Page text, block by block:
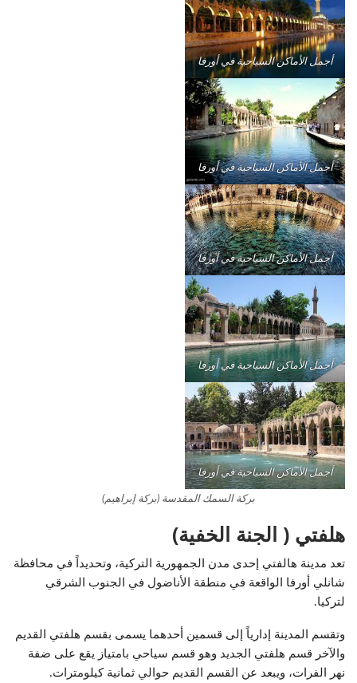
أجمل الأماكن السياحية في أورفا
أجمل الأماكن السياحية في أورفا
أجمل الأماكن السياحية في أورفا
أجمل الأماكن السياحية في أورفا
أجمل الأماكن السياحية في أورفا
بركة السمك المقدسة (بركة إبراهيم)
هلفتي ( الجنة الخفية)
تعد مدينة هالفتي إحدى مدن الجمهورية التركية، وتحديداً في محافظة
شانلي أورفا الواقعة في منطقة الأناضول في الجنوب الشرقي
لتركيا.
وتقسم المدينة إدارياً إلى قسمين أحدهما يسمى بقسم هلفتي القديم
والآخر قسم هلفتي الجديد وهو قسم سياحي بامتياز يقع على ضفة
نهر الفرات، ويبعد عن القسم القديم حوالي ثمانية كيلومترات.